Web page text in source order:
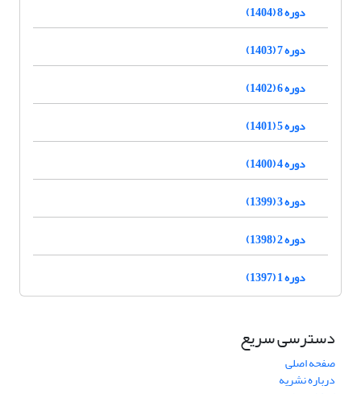
دوره 8 (1404)
دوره 7 (1403)
دوره 6 (1402)
دوره 5 (1401)
دوره 4 (1400)
دوره 3 (1399)
دوره 2 (1398)
دوره 1 (1397)
دسترسی سریع
صفحه اصلی
درباره نشریه